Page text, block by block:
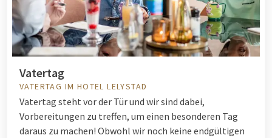
Vatertag
VATERTAG IM HOTEL LELYSTAD
Vatertag steht vor der Tür und wir sind dabei,
Vorbereitungen zu treffen, um einen besonderen Tag
daraus zu machen! Obwohl wir noch keine endgültigen